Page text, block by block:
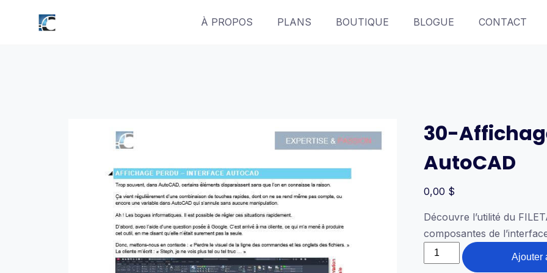
À PROPOS PLANS BOUTIQUE BLOGUE CONTACT
30-
AutoCAD
0,00 $
Découvre l’utilité du
composantes de
quantité
de
Ajouter